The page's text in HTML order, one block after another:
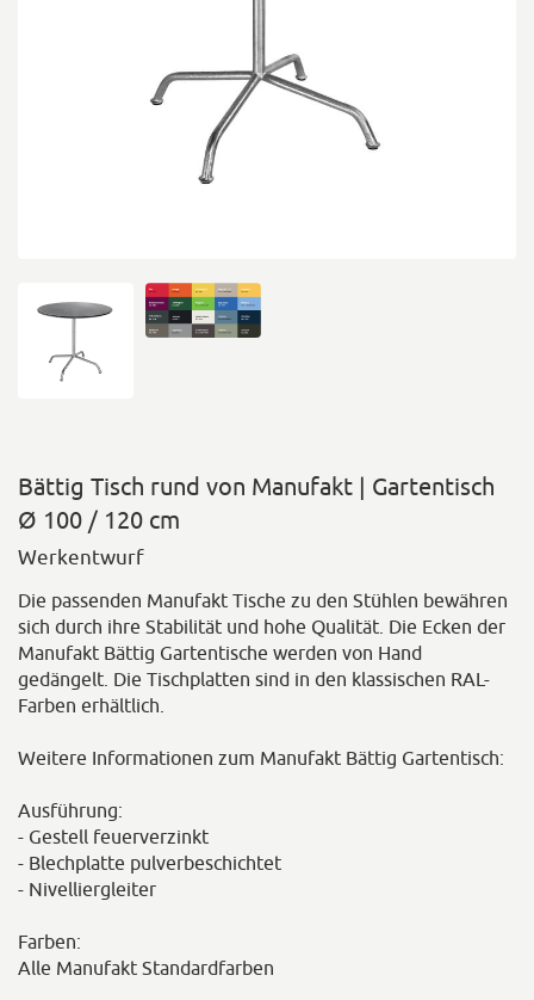
Bättig Tisch rund von Manufakt | Gartentisch
Ø 100 / 120 cm
Werkentwurf
Die passenden Manufakt Tische zu den Stühlen bewähren
sich durch ihre Stabilität und hohe Qualität. Die Ecken der
Manufakt Bättig Gartentische werden von Hand
gedängelt. Die Tischplatten sind in den klassischen RAL-
Farben erhältlich.
Weitere Informationen zum Manufakt Bättig Gartentisch:
Ausführung:
- Gestell feuerverzinkt
- Blechplatte pulverbeschichtet
- Nivelliergleiter
Farben:
Alle Manufakt Standardfarben